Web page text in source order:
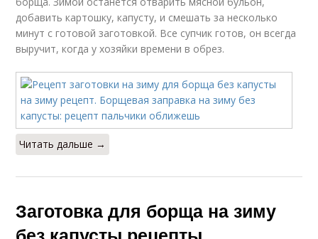
добавить картошку, капусту, и смешать за несколько
минут с готовой заготовкой. Все супчик готов, он всегда
выручит, когда у хозяйки времени в обрез.
Читать дальше →
Заготовка для борща на зиму